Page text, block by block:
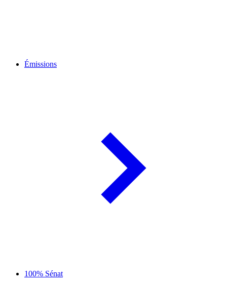
Émissions
100% Sénat